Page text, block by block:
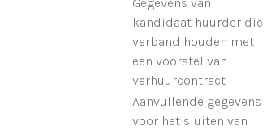
kandidaat huurder die
verband houden met
een voorstel van
verhuurcontract
Aanvullende gegevens
voor het sluiten van